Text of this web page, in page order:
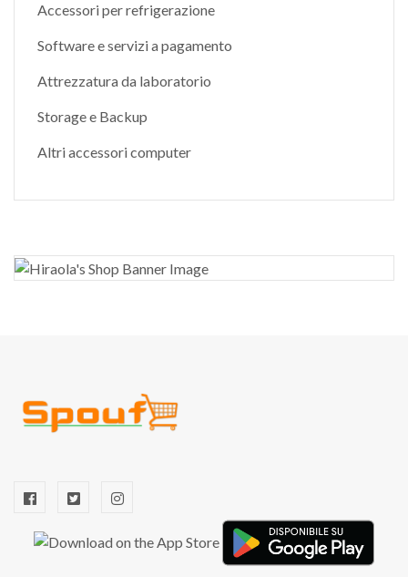
Accessori per refrigerazione
Software e servizi a pagamento
Attrezzatura da laboratorio
Storage e Backup
Altri accessori computer